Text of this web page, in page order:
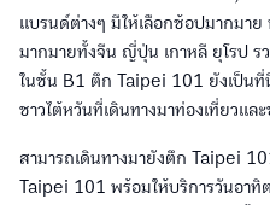
แบรนด์ต่างๆ มีให้เลือกช้อปมากมาย
มากมายทั้งจีน ญี่ปุ่น เกาหลี ยุโรป
ในชั้น B1 ตึก Taipei 101 ยังเป็นที่
ชาวไต้หวันที่เดินทางมาท่องเที่ยวแล
สามารถเดินทางมายังตึก Taipei
Taipei 101 พร้อมให้บริการวันอา